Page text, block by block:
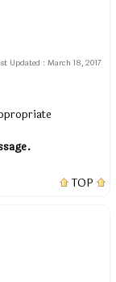
Updated : March 18, 2017
TOP